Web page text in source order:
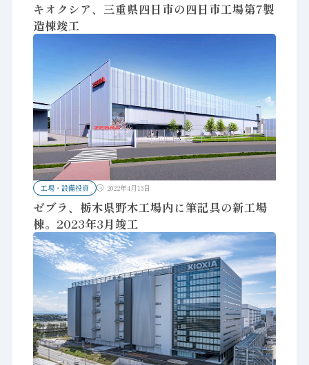
キオクシア、三重県四日市の四日市工場第7製
造棟竣工
工場・設備投資 2022年4月13日
ゼブラ、栃木県野木工場内に筆記具の新工場
棟。2023年3月竣工